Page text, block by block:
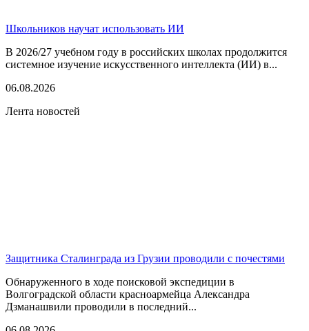
Школьников научат использовать ИИ
В 2026/27 учебном году в российских школах продолжится
системное изучение искусственного интеллекта (ИИ) в...
06.08.2026
Лента новостей
Защитника Сталинграда из Грузии проводили с почестями
Обнаруженного в ходе поисковой экспедиции в
Волгоградской области красноармейца Александра
Дзманашвили проводили в последний...